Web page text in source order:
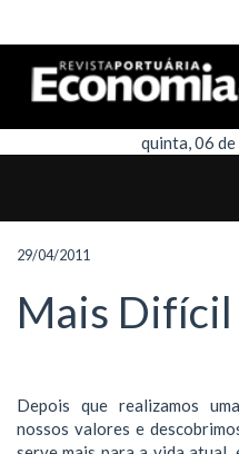
quinta, 06
29/04/2011
Mais Difícil
Depois que realizamos
nossos valores e